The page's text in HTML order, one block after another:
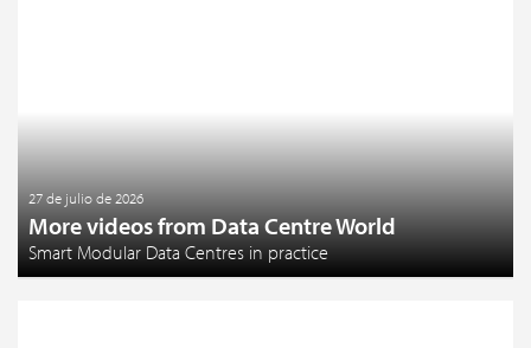
27 de julio de 2026
More videos from Data Centre World
Smart Modular Data Centres in practice